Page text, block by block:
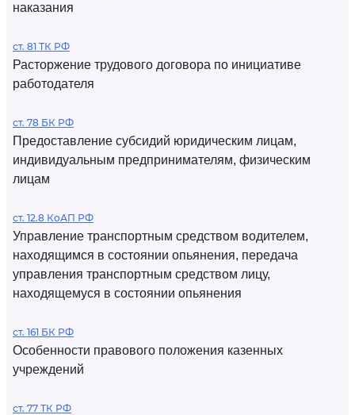
наказания
ст. 81 ТК РФ
Расторжение трудового договора по инициативе
работодателя
ст. 78 БК РФ
Предоставление субсидий юридическим лицам,
индивидуальным предпринимателям, физическим
лицам
ст. 12.8 КоАП РФ
Управление транспортным средством водителем,
находящимся в состоянии опьянения, передача
управления транспортным средством лицу,
находящемуся в состоянии опьянения
ст. 161 БК РФ
Особенности правового положения казенных
учреждений
ст. 77 ТК РФ